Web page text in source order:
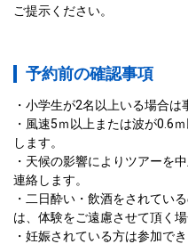
ご提示ください。
予約前の確認事項
小学生が2名以上いる場合は
風速5ｍ以上または波が0.6
します。
天候の影響によりツアーを
連絡します。
二日酔い・飲酒をされてい
は、体験をご遠慮させて頂く場
妊娠されている方は参加でき